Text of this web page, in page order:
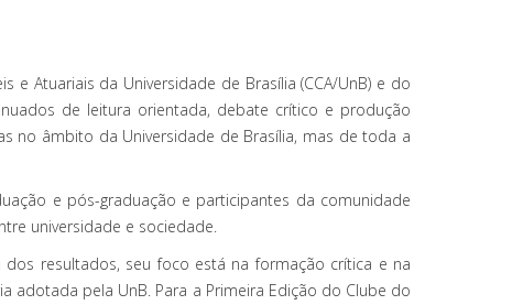
Atuariais da Universidade de Brasília (CCA/UnB) e do
de leitura orientada, debate crítico e produção
no âmbito da Universidade de Brasília, mas de toda a
e pós-graduação e participantes da comunidade
universidade e sociedade.
resultados, seu foco está na formação crítica e na
adotada pela UnB. Para a Primeira Edição do Clube do